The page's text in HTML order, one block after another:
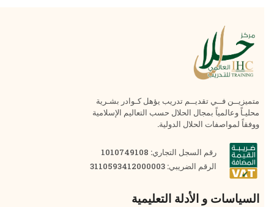
متميزيــن فــي تقديــم تدريب يؤهل كـوادر بشـرية
محليـاً وعالمياً بمجال الحلال حسب التعاليم الإسلامية
ووفقاً لمواصفات الحلال الدولية.
رقم السجل التجاري: 1010749108
الرقم الضريبي: 3110593412000003
السياسات و الأدلة التعليمية